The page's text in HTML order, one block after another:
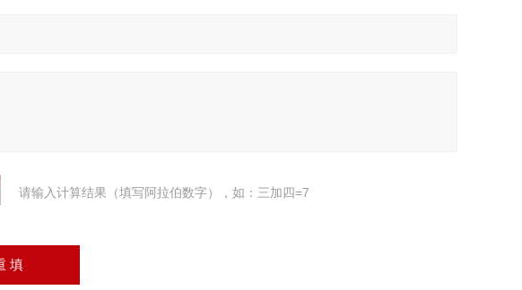
请输入计算结果（填写阿拉伯数字），如：三加四=7